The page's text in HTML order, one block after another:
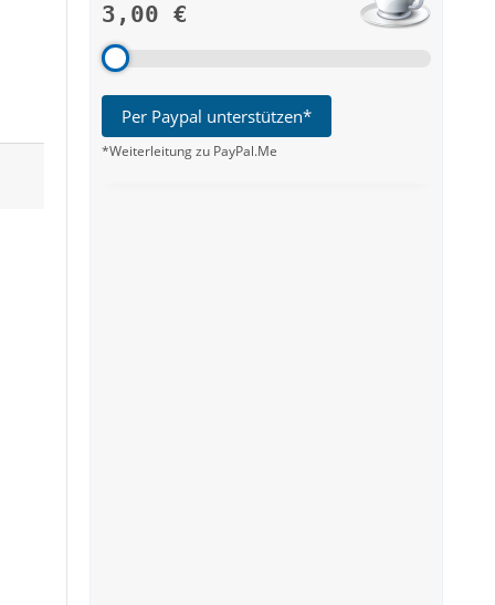
3,00 €
Per Paypal unterstützen*
*Weiterleitung zu PayPal.Me